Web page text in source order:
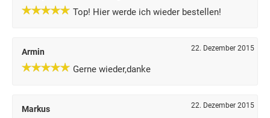
Top! Hier werde ich wieder bestellen!
Armin 22. Dezember 2015
Gerne wieder,danke
Markus 22. Dezember 2015